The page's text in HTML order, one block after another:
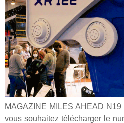
MAGAZINE MILES AHEAD
vous souhaitez télécharger le